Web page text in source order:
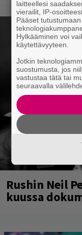
Rushin Neil
kuussa
laitteellesi
vierailit, IP-
Pääset
Hylkääminen voi
käytettävyyteen.
Jotkin
suostumusta, jos
vastustaa tätä tai
seuraavalla